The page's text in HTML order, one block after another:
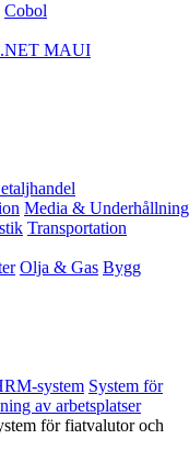
Cobol
.NET MAUI
Media & Underhållning
Transportation
Olja & Gas Bygg
system System för
av arbetsplatser
för fiatvalutor och